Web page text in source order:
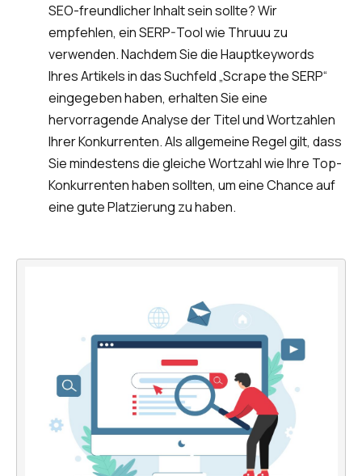
SEO-freundlicher Inhalt sein sollte? Wir
empfehlen, ein SERP-Tool wie Thruuu zu
verwenden. Nachdem Sie die Hauptkeywords
Ihres Artikels in das Suchfeld „Scrape the SERP“
eingegeben haben, erhalten Sie eine
hervorragende Analyse der Titel und Wortzahlen
Ihrer Konkurrenten. Als allgemeine Regel gilt, dass
Sie mindestens die gleiche Wortzahl wie Ihre Top-
Konkurrenten haben sollten, um eine Chance auf
eine gute Platzierung zu haben.